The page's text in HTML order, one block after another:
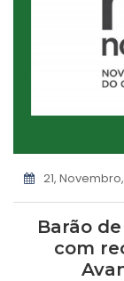
21,
Barão
com